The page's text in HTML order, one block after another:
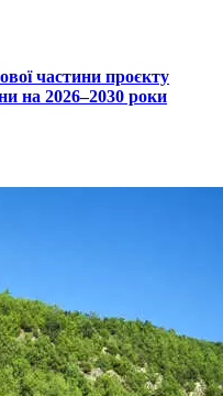
частини проєкту
на 2026–2030 роки